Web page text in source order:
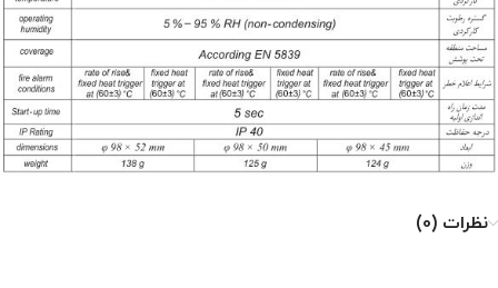
نظرات (0)